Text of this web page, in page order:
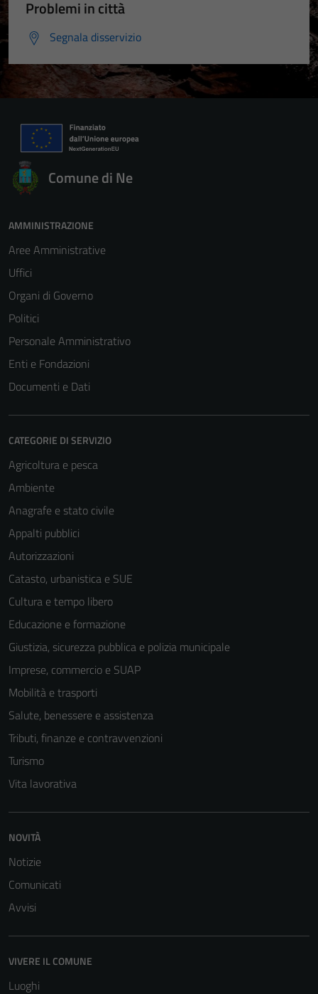
Problemi in città
Segnala disservizio
Comune di Ne
AMMINISTRAZIONE
Aree Amministrative
Uffici
Organi di Governo
Politici
Personale Amministrativo
Enti e Fondazioni
Documenti e Dati
CATEGORIE DI SERVIZIO
Agricoltura e pesca
Ambiente
Anagrafe e stato civile
Appalti pubblici
Autorizzazioni
Catasto, urbanistica e SUE
Cultura e tempo libero
Educazione e formazione
Giustizia, sicurezza pubblica e polizia municipale
Imprese, commercio e SUAP
Mobilità e trasporti
Salute, benessere e assistenza
Tributi, finanze e contravvenzioni
Turismo
Vita lavorativa
NOVITÀ
Notizie
Comunicati
Avvisi
VIVERE IL COMUNE
Luoghi